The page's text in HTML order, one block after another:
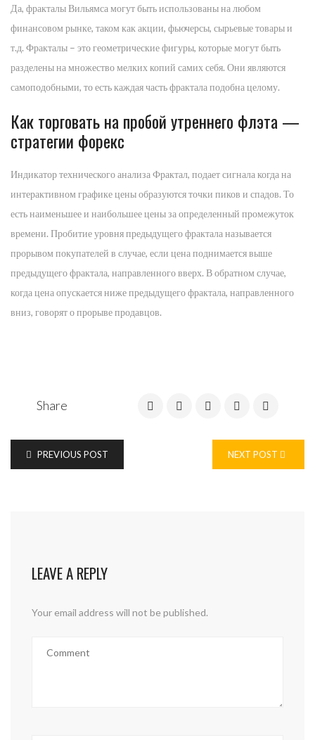
Да, фракталы Вильямса могут быть использованы на любом
финансовом рынке, таком как акции, фьючерсы, сырьевые товары и
т.д. Фракталы – это геометрические фигуры, которые могут быть
разделены на множество мелких копий самих себя. Они являются
самоподобными, то есть каждая часть фрактала подобна целому.
Как торговать на пробой утреннего флэта —
стратегии форекс
Индикатор технического анализа Фрактал, подает сигнала когда на
интерактивном графике цены образуются точки пиков и спадов. То
есть наименьшее и наибольшее цены за определенный промежуток
времени. Пробитие уровня предыдущего фрактала называется
прорывом покупателей в случае, если цена поднимается выше
предыдущего фрактала, направленного вверх. В обратном случае,
когда цена опускается ниже предыдущего фрактала, направленного
вниз, говорят о прорыве продавцов.
Share
PREVIOUS POST NEXT POST
LEAVE A REPLY
Your email address will not be published.